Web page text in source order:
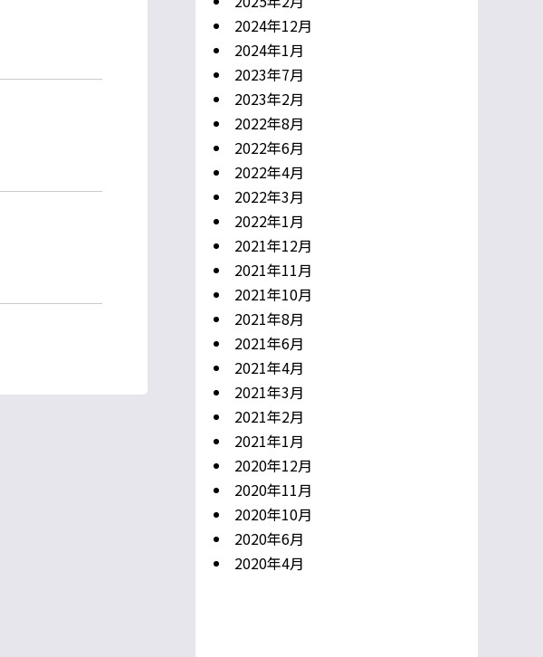
2024年12月
2024年1月
2023年7月
2023年2月
2022年8月
2022年6月
2022年4月
2022年3月
2022年1月
2021年12月
2021年11月
2021年10月
2021年8月
2021年6月
2021年4月
2021年3月
2021年2月
2021年1月
2020年12月
2020年11月
2020年10月
2020年6月
2020年4月